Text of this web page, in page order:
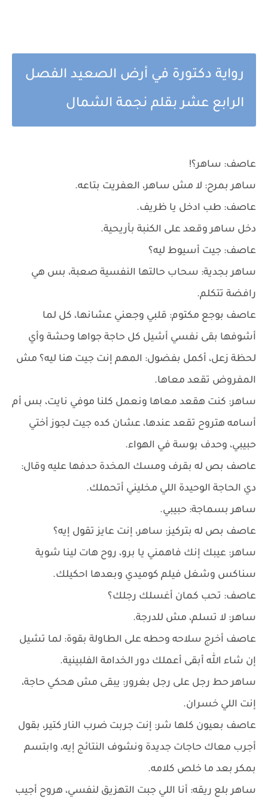
رواية دكتورة في أرض الصعيد الفصل
الرابع عشر بقلم نجمة الشمال
عاصف: ساهر؟!
ساهر بمرح: لا مش ساهر، العفريت بتاعه.
عاصف: طب ادخل يا ظريف.
دخل ساهر وقعد على الكنبة بأريحية.
عاصف: جيت أسيوط ليه؟
ساهر بجدية: سحاب حالتها النفسية صعبة، بس هي
رافضة تتكلم.
عاصف بوجع مكتوم: قلبي وجعني عشانها، كل لما
أشوفها بقى نفسي أشيل كل حاجة جواها وحشة وأي
لحظة زعل، أكمل بفضول: المهم إنت جيت هنا ليه؟ مش
المفروض تقعد معاها.
ساهر: كنت هقعد معاها ونعمل كلنا موفي نايت، بس أم
أسامه هتروح تقعد عندها، عشان كده جيت لجوز أختي
حبيبي، وحدف بوسة في الهواء.
عاصف بص له بقرف ومسك المخدة حدفها عليه وقال:
دي الحاجة الوحيدة اللي مخليني أتحملك.
ساهر بسماجة: حبيبي.
عاصف بص له بتركيز: ساهر، إنت عايز تقول إيه؟
ساهر: عيبك إنك فاهمني يا برو، روح هات لينا شوية
سناكس وشغل فيلم كوميدي وبعدها احكيلك.
عاصف: تحب كمان أغسلك رجلك؟
ساهر: لا تسلم، مش للدرجة.
عاصف أخرج سلاحه وحطه على الطاولة بقوة: لما تشيل
إن شاء الله أبقى أعملك دور الخدامة الفلبينية.
ساهر حط رجل على رجل بغرور: يبقى مش هحكي حاجة،
إنت اللي خسران.
عاصف بعيون كلها شر: إنت جربت ضرب النار كتير، بقول
أجرب معاك حاجات جديدة ونشوف النتائج إيه، وابتسم
بمكر بعد ما خلص كلامه.
ساهر بلع ريقه: أنا اللي جبت التهزيق لنفسي، هروح أجيب